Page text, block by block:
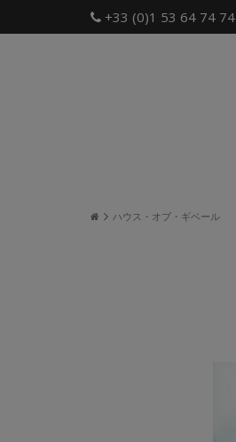
+33 (0)1 53 64 74 74
ハウス・オブ・ギベール